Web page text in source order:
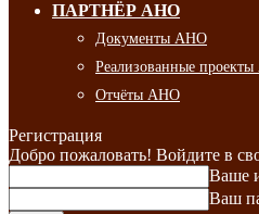
ПАРТНЁР АНО
Документы АНО
Реализованные
Отчёты АНО
Регистрация
Добро пожаловать! Войдите в
Ваше
Ваш